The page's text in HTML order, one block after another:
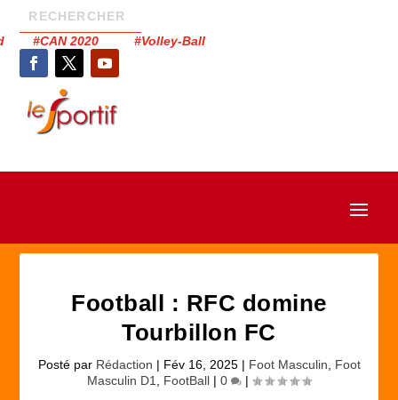
#CAN 2020 #Volley-Ball
Football : RFC domine
Tourbillon FC
Posté par Rédaction | Fév 16, 2025| Foot Masculin
Foot
Masculin D1
FootBall | 0 |